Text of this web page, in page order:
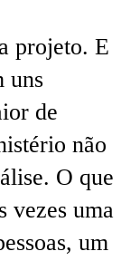
projeto. E
uns
de
não
O que
vezes uma
um